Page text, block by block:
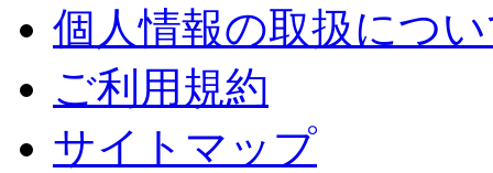
個人情報の取扱につ
ご利用規約
サイトマップ